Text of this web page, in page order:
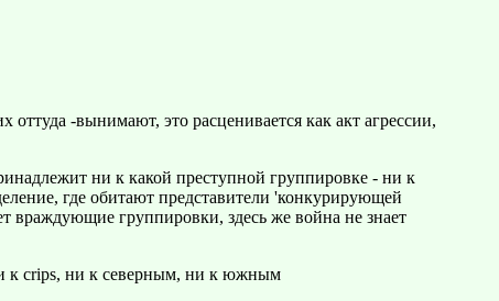
-вынимают, это расценивается как акт агрессии,
ни к какой преступной группировке - ни к
где обитают представители 'конкурирующей
враждующие группировки, здесь же война не знает
к crips, ни к северным, ни к южным